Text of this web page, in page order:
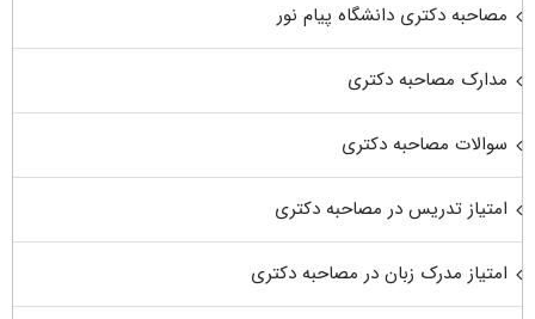
مصاحبه دکتری دانشگاه پیام نور
مدارک مصاحبه دکتری
سوالات مصاحبه دکتری
امتیاز تدریس در مصاحبه دکتری
امتیاز مدرک زبان در مصاحبه دکتری